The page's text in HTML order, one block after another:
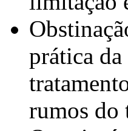
prática
rumos do